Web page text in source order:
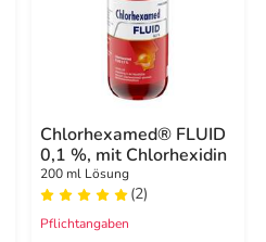
Chlorhexamed® FLUID
0,1 %, mit Chlorhexidin
200 ml Lösung
(2)
Pflichtangaben